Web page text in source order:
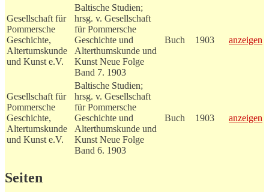
Gesellschaft für
Pommersche
Geschichte,
Altertumskunde
und Kunst e.V.
Baltische Studien;
hrsg. v. Gesellschaft
für Pommersche
Geschichte und
Alterthumskunde und
Kunst Neue Folge
Band 7. 1903
Buch 1903 anzeigen
Gesellschaft für
Pommersche
Geschichte,
Altertumskunde
und Kunst e.V.
Baltische Studien;
hrsg. v. Gesellschaft
für Pommersche
Geschichte und
Alterthumskunde und
Kunst Neue Folge
Band 6. 1903
Buch 1903 anzeigen
Seiten